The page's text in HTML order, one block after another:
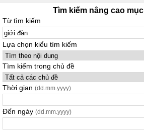
Tìm kiếm nâng cao
Từ tìm kiếm
Lựa chọn kiểu tìm kiếm
Tìm kiếm trong chủ đề
Thời gian (dd.mm.yyyy)
Đến ngày (dd.mm.yyyy)